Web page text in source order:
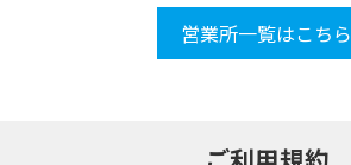
営業所一覧はこちら